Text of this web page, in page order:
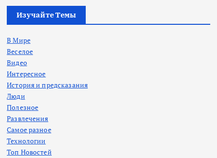
Изучайте Темы
В Мире
Веселое
Видео
Интересное
История и предсказания
Люди
Полезное
Развлечения
Самое разное
Технологии
Топ Новостей